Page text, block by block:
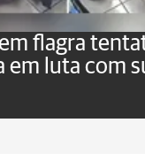
flagra
em luta com